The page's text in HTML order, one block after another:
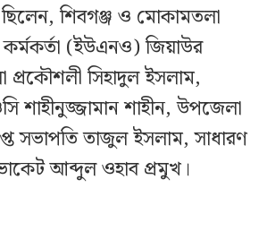
শিবগঞ্জ ও মোকামতলা
কর্মকর্তা (ইউএনও) জিয়াউর
সিহাদুল ইসলাম,
শাহীনুজ্জামান শাহীন, উপজেলা
সভাপতি তাজুল ইসলাম, সাধারণ
আব্দুল ওহাব প্রমুখ।